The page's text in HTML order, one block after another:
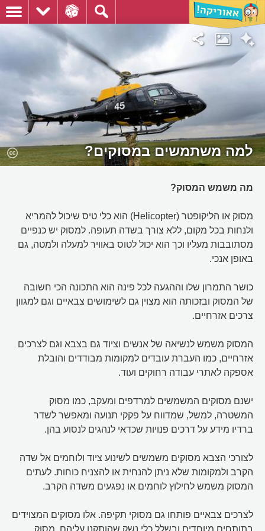
למה משתמשים במסוקים?
מה משמש המסוק?
מסוק או הליקופטר (Helicopter) הוא כלי טיס שיכול להמריא
ולנחות בכל מקום, ללא צורך בשדה תעופה. למסוק יש כנפיים
מסתובבות מעליו וכך הוא יכול לטוס באוויר למעלה ולמטה, גם
באופן אנכי.
כושר התמרון שלו וההגעה לכל פינה הוא התכונה הכי חשובה
של המסוק ובזכותה הוא מצוין גם לשימושים צבאיים וגם למגוון
צרכים אזרחיים.
המסוק משמש לנשיאה של אנשים וציוד גם בצבא וגם לצרכים
אזרחיים, כמו העברת עובדים למקומות מבודדים והובלת
אספקה לאתרי עבודה רחוקים ועוד.
ישנם מסוקים המשמשים למרדפים ומעקב, כמו מסוק
המשטרה, למשל, שמדווח על פקקי תנועה ומאפשר לשדר
ברדיו מידע על דרכים פנויות שכדאי לנהגים לנסוע בהן.
לצורכי הצבא מסוקים משמשים לשינוע ציוד ולוחמים אל שדה
הקרב ולמקומות שלא ניתן להנחית או להצניח כוחות. לעתים
המסוק משמש לחילוץ לוחמים או נפגעים משדה הקרב.
לצרכים צבאיים פותחו גם מסוקי תקיפה. אלו מסוקים המצוידים
בתותחים מיוחדים ובשלל כלי נשק שהותקנו עליהם. מסוק